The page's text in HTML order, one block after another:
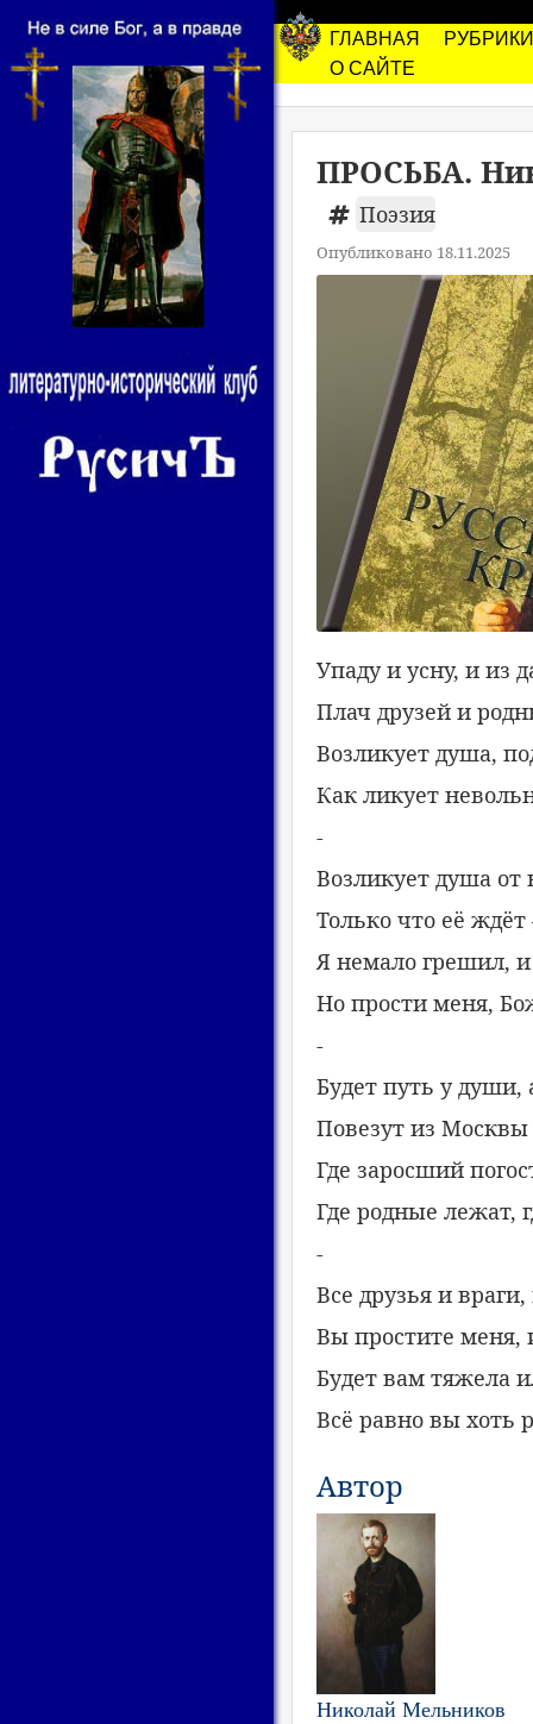
ГЛАВНАЯ
РУБРИКИ
О САЙТЕ
ПРОСЬБА.
Поэзия
Опубликовано 18.11.2025
Упаду и усну, и из
Плач друзей и
Возликует душа,
Как ликует
-
Возликует душа от
Только что её
Я немало грешил,
Но прости меня,
-
Будет путь у души,
Повезут из Москвы
Где заросший
Где родные лежат,
-
Все друзья и враги,
Вы простите меня,
Будет вам тяжела
Всё равно вы хоть
Автор
Николай Мельников